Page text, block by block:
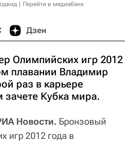
Перейти в медиабанк
Дзен
Олимпийских игр 2012
плавании Владимир
раз в карьере
Кубка мира.
Новости. Бронзовый
игр 2012 года в